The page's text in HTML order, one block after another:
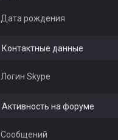
Дата рождения
Контактные данные
Логин Skype
Активность на форуме
Сообщений